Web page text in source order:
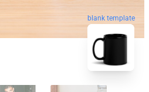
blank template